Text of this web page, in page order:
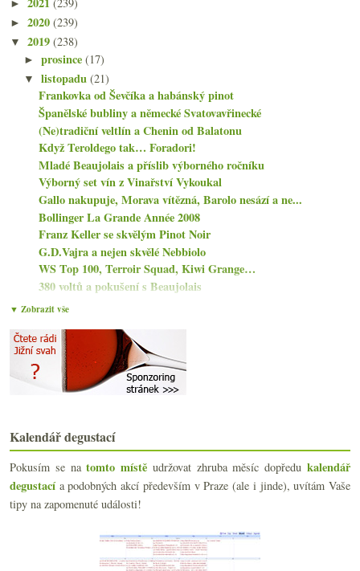
► (239)
► 2020 (239)
▼ 2019 (238)
►prosince(17)
▼listopadu(21)
Frankovka od Ševčíka a habánský pinot
Španělské bubliny a německé Svatovavřinecké
(Ne)tradiční veltlín a Chenin od Balatonu
Když Teroldego tak… Foradori!
Mladé Beaujolais a příslib výborného ročníku
Výborný set vín z Vinařství Vykoukal
Gallo nakupuje, Morava vítězná, Barolo nesází a ne...
Bollinger La Grande Année 2008
Franz Keller se skvělým Pinot Noir
G.D.Vajra a nejen skvělé Nebbiolo
WS Top 100, Terroir Squad, Kiwi Grange…
380 voltů a pokušení s Beaujolais
Vinařství za čtyři kila
Dvakrát svěží červené Španělsko
Pár statistik co (ne)potřebujete znát
Netradiční povedené španělské bílé
Obludná Garnacha a výborně pitelné Bordeaux
Novozélandské a německé bubliny
►října (22)
►září(21)
► srpna(17)
▼ Zobrazit vše
Kalendář degustací
Pokusím se natomto místě udržovat zhruba měsíc dopředukalendář
degustacía podobných akcí především v Praze (ale i jinde), uvítám Vaše
tipy na zapomenuté události!